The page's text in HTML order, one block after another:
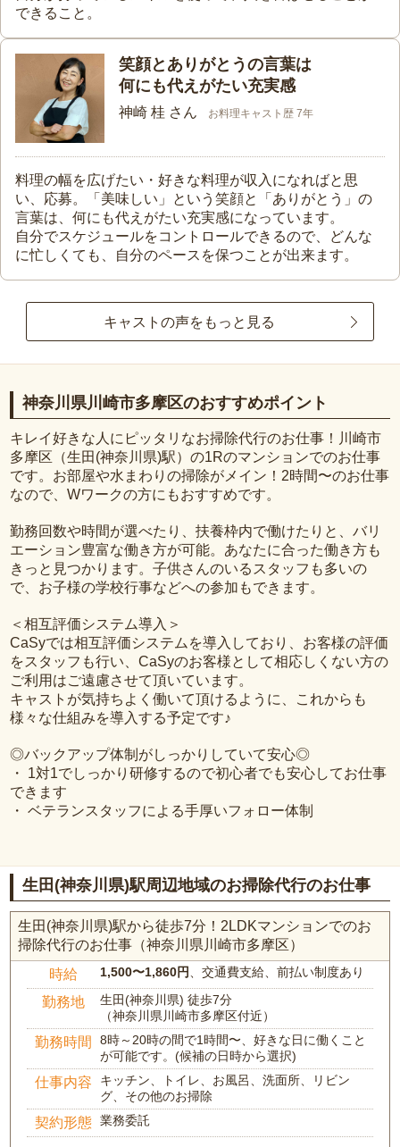
できること。
笑顔とありがとうの言葉は
何にも代えがたい充実感
神崎 桂 さん お料理キャスト歴 7年
料理の幅を広げたい・好きな料理が収入になればと思
い、応募。「美味しい」という笑顔と「ありがとう」の
言葉は、何にも代えがたい充実感になっています。
自分でスケジュールをコントロールできるので、どんな
に忙しくても、自分のペースを保つことが出来ます。
キャストの声をもっと見る
神奈川県川崎市多摩区のおすすめポイント
キレイ好きな人にピッタリなお掃除代行のお仕事！川崎市
多摩区（生田(神奈川県)駅）の1Rのマンションでのお仕事
です。お部屋や水まわりの掃除がメイン！2時間〜のお仕事
なので、Wワークの方にもおすすめです。
勤務回数や時間が選べたり、扶養枠内で働けたりと、バリ
エーション豊富な働き方が可能。あなたに合った働き方も
きっと見つかります。子供さんのいるスタッフも多いの
で、お子様の学校行事などへの参加もできます。
＜相互評価システム導入＞
CaSyでは相互評価システムを導入しており、お客様の評価
をスタッフも行い、CaSyのお客様として相応しくない方の
ご利用はご遠慮させて頂いています。
キャストが気持ちよく働いて頂けるように、これからも
様々な仕組みを導入する予定です♪
◎バックアップ体制がしっかりしていて安心◎
・ 1対1でしっかり研修するので初心者でも安心してお仕事
できます
・ ベテランスタッフによる手厚いフォロー体制
生田(神奈川県)駅周辺地域のお掃除代行のお仕事
生田(神奈川県)駅から徒歩7分！2LDKマンションでのお
掃除代行のお仕事（神奈川県川崎市多摩区）
時給 1,500〜1,860円、交通費支給、前払い制度あり
勤務地
生田(神奈川県) 徒歩7分
（神奈川県川崎市多摩区付近）
勤務時間
8時～20時の間で1時間〜、好きな日に働くこと
が可能です。(候補の日時から選択)
仕事内容
キッチン、トイレ、お風呂、洗面所、リビン
グ、その他のお掃除
契約形態 業務委託